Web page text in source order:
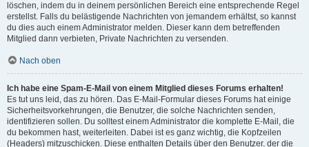
löschen, indem du in deinem persönlichen Bereich eine entsprechende Regel
erstellst. Falls du belästigende Nachrichten von jemandem erhältst, so kannst
du dies auch einem Administrator melden. Dieser kann dem betreffenden
Mitglied dann verbieten, Private Nachrichten zu versenden.
Nach oben
Ich habe eine Spam-E-Mail von einem Mitglied dieses Forums erhalten!
Es tut uns leid, das zu hören. Das E-Mail-Formular dieses Forums hat einige
Sicherheitsvorkehrungen, die Benutzer, die solche Nachrichten senden,
identifizieren sollen. Du solltest einem Administrator die komplette E-Mail, die
du bekommen hast, weiterleiten. Dabei ist es ganz wichtig, die Kopfzeilen
(Headers) mitzuschicken. Diese enthalten Details über den Benutzer, der die